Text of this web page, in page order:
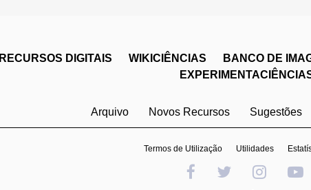
RECURSOS DIGITAIS WIKICIÊNCIAS BANCO DE
Arquivo Novos Recursos Sugestões
Termos de Utilização Utilidades